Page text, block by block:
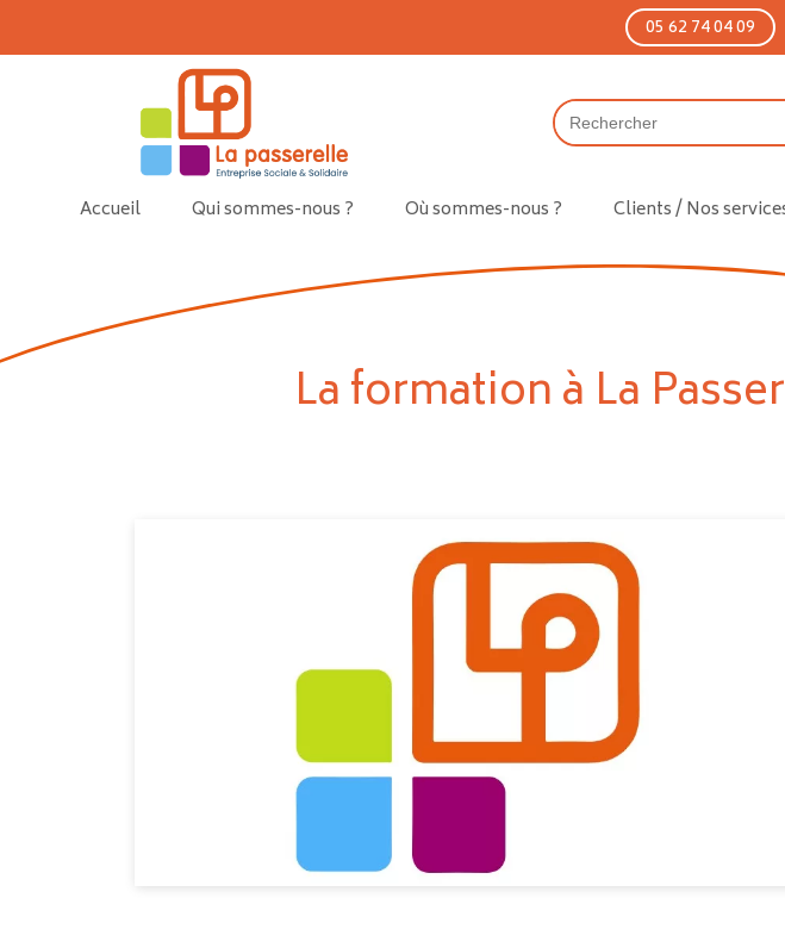
05 62 74 04 09
Search
for:
Accueil Qui sommes-nous ? Où sommes-nous ? Clients / Nos
La formation à La